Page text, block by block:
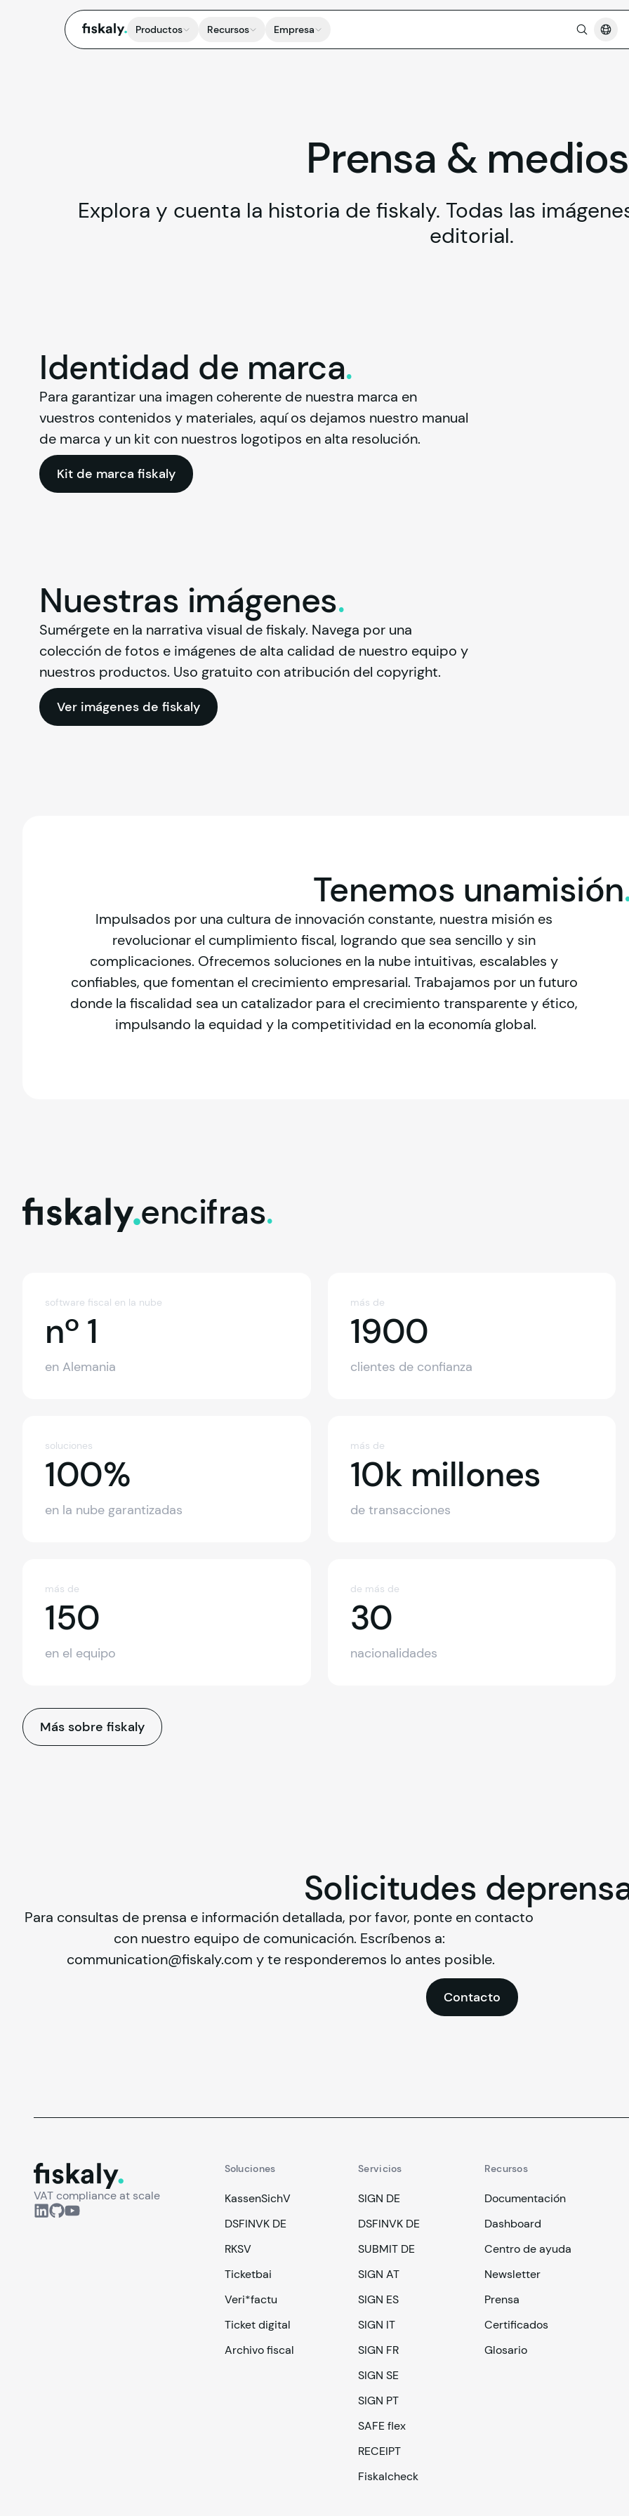
fiskaly. Productos Recursos Empresa
Prensa & medios
Explora y cuenta la historia de fiskaly. Todas las
editorial.
Identidad de marca.
Para garantizar una imagen coherente de nuestra marca en
vuestros contenidos y materiales, aquí os dejamos nuestro manual
de marca y un kit con nuestros logotipos en alta resolución.
Kit de marca fiskaly
Nuestras imágenes.
Sumérgete en la narrativa visual de fiskaly. Navega por una
colección de fotos e imágenes de alta calidad de nuestro equipo y
nuestros productos. Uso gratuito con atribución del copyright.
Ver imágenes de fiskaly
Tenemos unamisión
Impulsados por una cultura de innovación constante, nuestra misión es
revolucionar el cumplimiento fiscal, logrando que sea sencillo y sin
complicaciones. Ofrecemos soluciones en la nube intuitivas, escalables y
confiables, que fomentan el crecimiento empresarial. Trabajamos por un futuro
donde la fiscalidad sea un catalizador para el crecimiento transparente y ético,
impulsando la equidad y la competitividad en la economía global.
fiskaly. encifras.
software fiscal en la nube
nº 1
en Alemania
más de
1900
clientes de confianza
soluciones
100%
en la nube garantizadas
más de
10k millones
de transacciones
más de
150
en el equipo
de más de
30
nacionalidades
Más sobre fiskaly
Solicitudes de
Para consultas de prensa e información detallada, por favor, ponte en contacto
communication@fiskaly.com y te responderemos lo antes posible.
Contacto
fiskaly.
VAT compliance at scale
Soluciones
KassenSichV
DSFINVK DE
RKSV
Ticketbai
Veri*factu
Ticket digital
Archivo fiscal
Servicios
SIGN DE
DSFINVK DE
SUBMIT DE
SIGN AT
SIGN ES
SIGN IT
SIGN FR
SIGN SE
SIGN PT
SAFE flex
RECEIPT
Fiskalcheck
Recursos
Documentación
Dashboard
Centro de ayuda
Newsletter
Prensa
Certificados
Glosario